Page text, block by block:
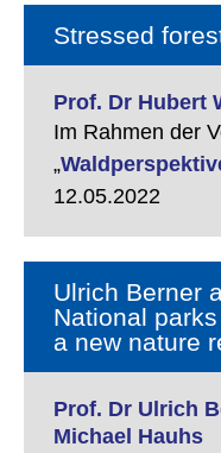
Stressed
Prof. Dr Hubert
Im Rahmen der
„
12.05.2022
Ulrich Berner
National
a new nature
Prof. Dr Ulrich
Michael Hauhs